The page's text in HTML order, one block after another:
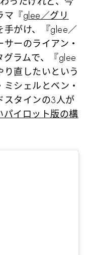
マ『glee／グリ
がけ、『glee／
ーのライアン・
ラムで、『glee
直したいという
シェルとベン・
スタインの3人が
パイロット版の構